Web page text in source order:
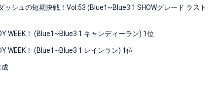
シュの短期決戦！Vol.53 (Blue1~Blue3 1 SHOWグレード ラスト
WEEK！ (Blue1~Blue3 1 キャンディーラン) 1位
WEEK！ (Blue1~Blue3 1 レインラン) 1位
成